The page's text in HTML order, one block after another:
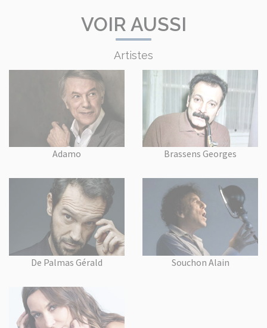
VOIR AUSSI
Artistes
Adamo Brassens Georges
De Palmas Gérald Souchon Alain